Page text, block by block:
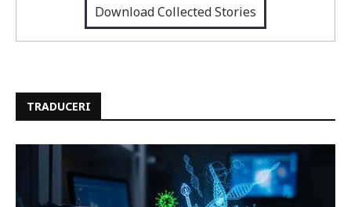
Download Collected Stories
TRADUCERI